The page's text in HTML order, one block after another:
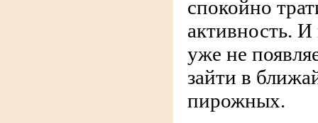
спокойно
активность.
уже не
зайти в
пирожных.